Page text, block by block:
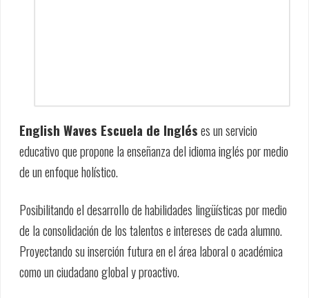
English Waves Escuela de Ingléses un servicio
educativo que propone la enseñanza del idioma inglés por medio
de un enfoque holístico.
Posibilitando el desarrollo de habilidades lingüísticas por medio
de la consolidación de los talentos e intereses de cada alumno.
Proyectando su inserción futura en el área laboral o académica
como un ciudadano global y proactivo.